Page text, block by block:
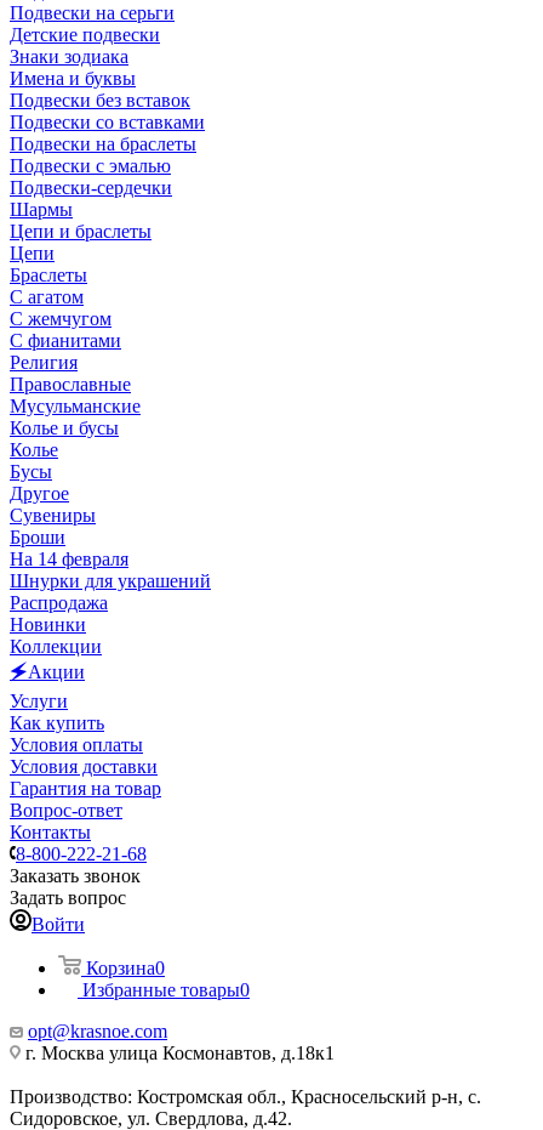
Подвески на серьги
Детские подвески
Знаки зодиака
Имена и буквы
Подвески без вставок
Подвески со вставками
Подвески на браслеты
Подвески с эмалью
Подвески-сердечки
Шармы
Цепи и браслеты
Цепи
Браслеты
С агатом
С жемчугом
С фианитами
Религия
Православные
Мусульманские
Колье и бусы
Колье
Бусы
Другое
Сувениры
Броши
На 14 февраля
Шнурки для украшений
Распродажа
Новинки
Коллекции
🗲Акции
Услуги
Как купить
Условия оплаты
Условия доставки
Гарантия на товар
Вопрос-ответ
Контакты
8-800-222-21-68
Заказать звонок
Задать вопрос
Войти
Корзина0
Избранные товары0
opt@krasnoe.com
г. Москва улица Космонавтов, д.18к1
Производство: Костромская обл., Красносельский р-н, с.
Сидоровское, ул. Свердлова, д.42.